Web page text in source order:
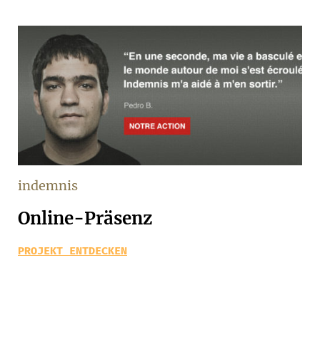
indemnis
Online-Präsenz
PROJEKT ENTDECKEN